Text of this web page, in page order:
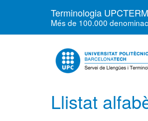
Terminologia UPCTERM
Més de 100.000
Llistat